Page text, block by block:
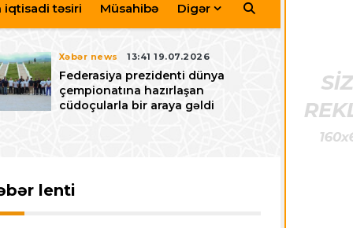
iqtisadi təsiri Müsahibə Digər
Xəbər news 13:41 19.07.2026
Federasiya prezidenti dünya
çempionatına hazırlaşan
cüdoçularla bir araya gəldi
lenti